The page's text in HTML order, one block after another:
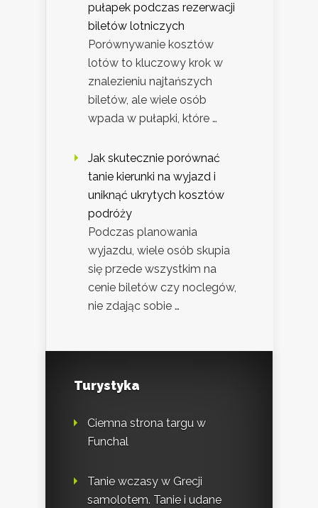
pułapek podczas rezerwacji
biletów lotniczych
Porównywanie kosztów
lotów to kluczowy krok w
znalezieniu najtańszych
biletów, ale wiele osób
wpada w pułapki, które …
Jak skutecznie porównać
tanie kierunki na wyjazd i
uniknąć ukrytych kosztów
podróży
Podczas planowania
wyjazdu, wiele osób skupia
się przede wszystkim na
cenie biletów czy noclegów,
nie zdając sobie …
Turystyka
Ciemna strona targu w
Funchal
Tanie wczasy w Grecji
samolotem. Tanie i udane